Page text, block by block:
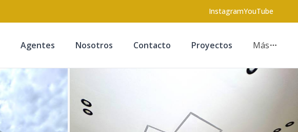
InstagramYouTube
Agentes Nosotros Contacto Proyectos Más